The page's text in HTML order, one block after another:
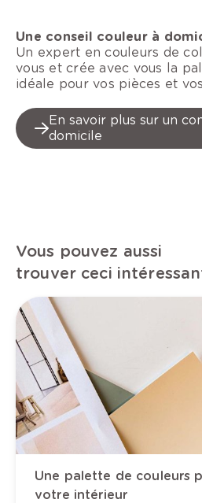
Une conseil couleur à
Un expert en couleurs de
vous et crée avec vous la
idéale pour vos pièces et
En savoir plus sur un
domicile
Vous pouvez aussi
trouver ceci
Une palette de couleurs
votre intérieur